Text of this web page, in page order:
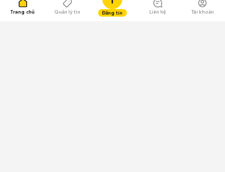
Trang chủ Quản lý tin Đăng tin Liên hệ Tài khoản